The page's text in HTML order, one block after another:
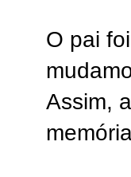
O pai
Assim,